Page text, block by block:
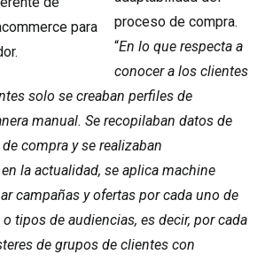
para
proceso de compra.
“En lo que respecta a
conocer a los clientes
solo se creaban perfiles de
manual. Se recopilaban datos de
compra y se realizaban
la actualidad, se aplica machine
campañas y ofertas por cada uno de
tipos de audiencias, es decir, por cada
de grupos de clientes con